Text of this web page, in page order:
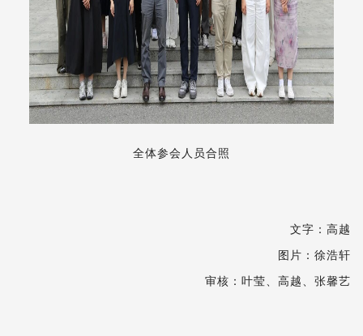
全体参会人员合照
文字：高越
图片：徐浩轩
审核：叶莹、高越、张馨艺